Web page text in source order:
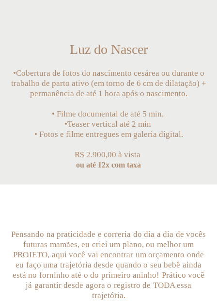
Luz do Nascer
•Cobertura de fotos do nascimento cesárea ou durante o
trabalho de parto ativo (em torno de 6 cm de dilatação) +
permanência de até 1 hora após o nascimento.
• Filme documental de até 5 min.
•Teaser vertical até 2 min
• Fotos e filme entregues em galeria digital.
R$ 2.900,00 à vista
ou até 12x com taxa
Pensando na praticidade e correria do dia a dia de vocês
futuras mamães, eu criei um plano, ou melhor um
PROJETO, aqui você vai encontrar um orçamento onde
eu faço uma trajetória desde quando o seu bebê ainda
está no forninho até o do primeiro aninho! Prático você
já garantir desde agora o registro de TODA essa
trajetória.